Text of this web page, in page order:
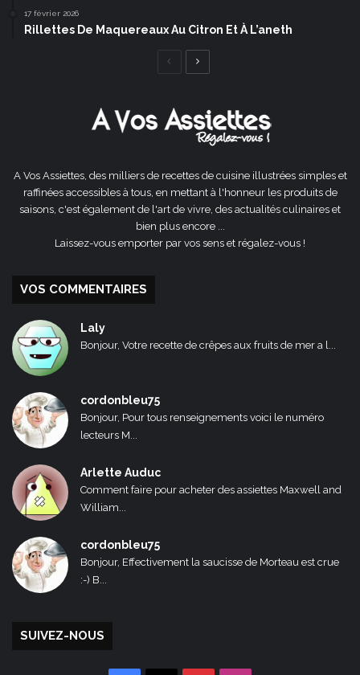
17 février 2026
Rillettes De Maquereaux Au Citron Et À L’aneth
Page
A Vos Assiettes, des milliers de recettes de cuisine illustrées simples et
raffinées accessibles à tous, en mettant à l'honneur les produits de
saisons, c'est également de l'art de vivre, des actualités culinaires et
bien plus encore ...
Laissez-vous emporter par vos sens et régalez-vous !
VOS COMMENTAIRES
Laly
Bonjour, Votre recette de crêpes aux fruits de mer a l...
cordonbleu75
Bonjour, Pour tous renseignements voici le numéro
lecteurs M...
Arlette Auduc
Comment faire pour acheter des assiettes Maxwell and
William...
cordonbleu75
Bonjour, Effectivement la saucisse de Morteau est crue
:-) B...
SUIVEZ-NOUS